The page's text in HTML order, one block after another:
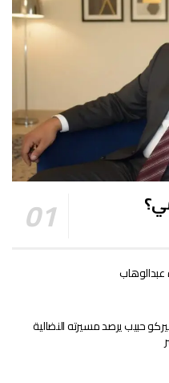
حبيب يرصد مسيرته النضالية